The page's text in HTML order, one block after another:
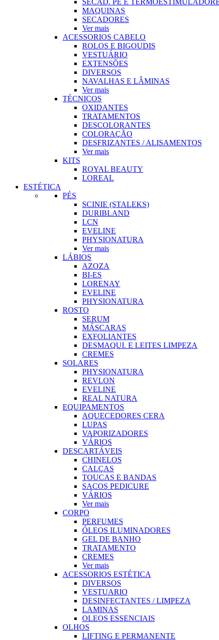
MAQUINAS
SECADORES
Ver mais
ACESSORIOS CABELO
ROLOS E BIGOUDIS
VESTUÁRIO
EXTENSÕES
DIVERSOS
NAVALHAS E LÂMINAS
Ver mais
TÉCNICOS
OXIDANTES
TRATAMENTOS
DESCOLORANTES
COLORAÇÃO
DESFRIZANTES / ALISAMENTOS
Ver mais
KITS
ROYAL BEAUTY
LOREAL
ESTÉTICA
PÉS
SCINIE (STALEKS)
DURIBLAND
LCN
EVELINE
PHYSIONATURA
Ver mais
LÁBIOS
AZOZA
BI-ES
LORENAY
EVELINE
PHYSIONATURA
ROSTO
SERUM
MÁSCARAS
EXFOLIANTES
DESMAQUI. E LEITES LIMPEZA
CREMES
SOLARES
PHYSIONATURA
REVLON
EVELINE
REAL NATURA
EQUIPAMENTOS
AQUECEDORES CERA
LUPAS
VAPORIZADORES
VÁRIOS
DESCARTÁVEIS
CHINELOS
CALÇAS
TOUCAS E BANDAS
SACOS PEDICURE
VÁRIOS
Ver mais
CORPO
PERFUMES
ÓLEOS ILUMINADORES
GEL DE BANHO
TRATAMENTO
CREMES
Ver mais
ACESSORIOS ESTÉTICA
DIVERSOS
VESTUARIO
DESINFECTANTES / LIMPEZA
LAMINAS
OLEOS ESSENCIAIS
OLHOS
LIFTING E PERMANENTE